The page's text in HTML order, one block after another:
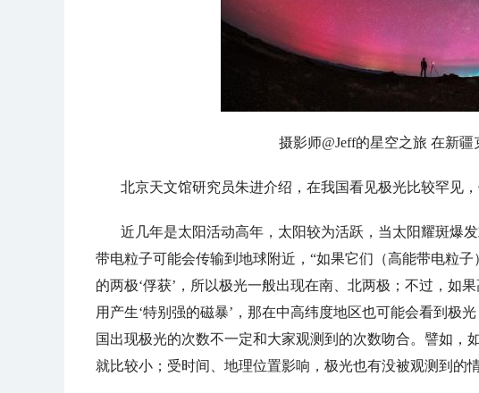
摄影师@Jeff的星空之旅 在新
北京天文馆研究员朱进介绍，在我国看见极光比较罕见，
近几年是太阳活动高年，太阳较为活跃，当太阳耀斑爆
带电粒子可能会传输到地球附近，“如果它们（高能带电粒
的两极‘俘获’，所以极光一般出现在南、北两极；不过，如
用产生‘特别强的磁暴’，那在中高纬度地区也可能会看到极
国出现极光的次数不一定和大家观测到的次数吻合。譬如，
就比较小；受时间、地理位置影响，极光也有没被观测到的情